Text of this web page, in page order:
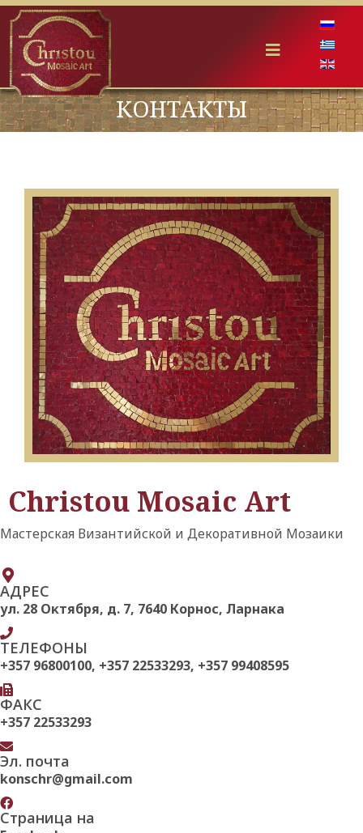
КОНТАКТЫ
Christou Mosaic Art
Мастерская Византийской и Декоративной Мозаики
АДРЕС
ул. 28 Οκтября, д. 7, 7640 Корнос, Ларнака
ТЕЛЕФОНЫ
+357 96800100, +357 22533293, +357 99408595
ФАКС
+357 22533293
Эл. почта
konschr@gmail.com
Страница на